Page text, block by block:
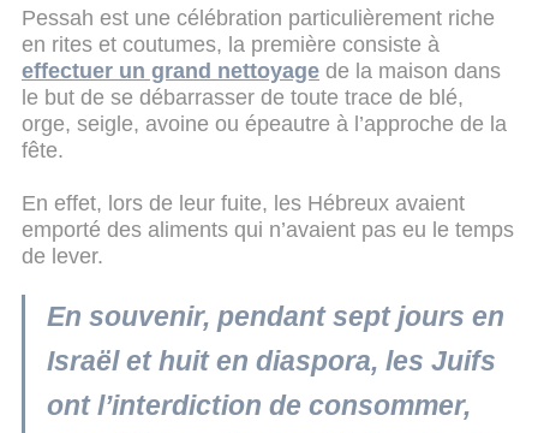
Pessah est une célébration particulièrement riche
en rites et coutumes, la première consiste à
effectuer un grand nettoyage de la maison dans
le but de se débarrasser de toute trace de blé,
orge, seigle, avoine ou épeautre à l’approche de la
fête.
En effet, lors de leur fuite, les Hébreux avaient
emporté des aliments qui n’avaient pas eu le temps
de lever.
En souvenir, pendant sept jours en
Israël et huit en diaspora, les Juifs
ont l’interdiction de consommer,